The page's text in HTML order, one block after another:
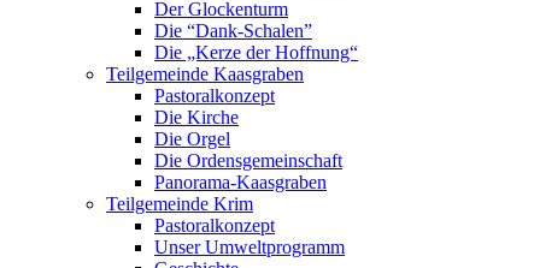
Der Glockenturm
Die “Dank-Schalen”
Die „Kerze der Hoffnung“
Teilgemeinde Kaasgraben
Pastoralkonzept
Die Kirche
Die Orgel
Die Ordensgemeinschaft
Panorama-Kaasgraben
Teilgemeinde Krim
Pastoralkonzept
Unser Umweltprogramm